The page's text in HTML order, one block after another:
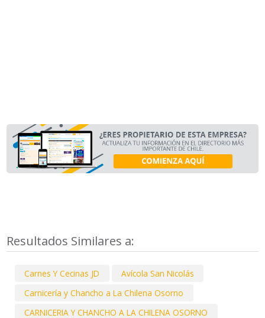
Resultados Similares a:
Carnes Y Cecinas JD
Avícola San Nicolás
Carnicería y Chancho a La Chilena Osorno
CARNICERIA Y CHANCHO A LA CHILENA OSORNO